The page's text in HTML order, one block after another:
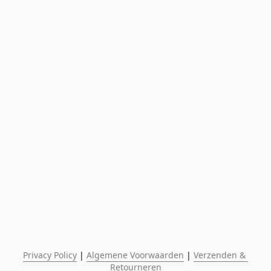
Privacy Policy | Algemene Voorwaarden | Verzenden &
Retourneren